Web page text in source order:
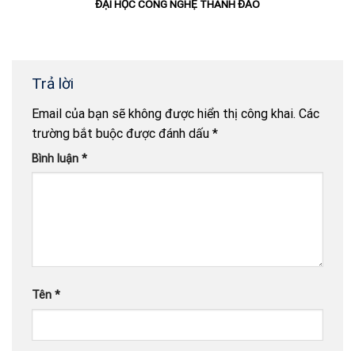
ĐẠI HỌC CÔNG NGHỆ THANH ĐẢO
Trả lời
Email của bạn sẽ không được hiển thị công khai. Các
trường bắt buộc được đánh dấu *
Bình luận *
Tên *